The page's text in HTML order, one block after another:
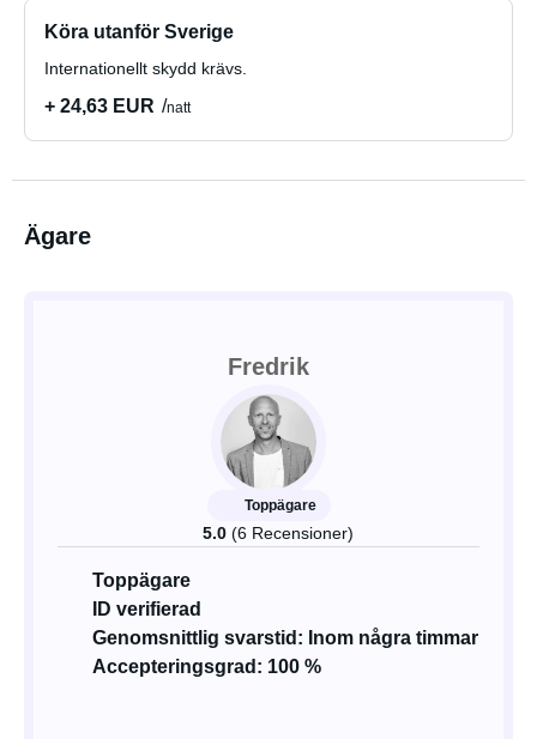
Köra utanför Sverige
Internationellt skydd krävs.
+ 24,63 EUR natt
Ägare
Fredrik
Toppägare
5.0 (6 Recensioner)
Toppägare
ID verifierad
Genomsnittlig svarstid: Inom några timmar
Accepteringsgrad: 100 %